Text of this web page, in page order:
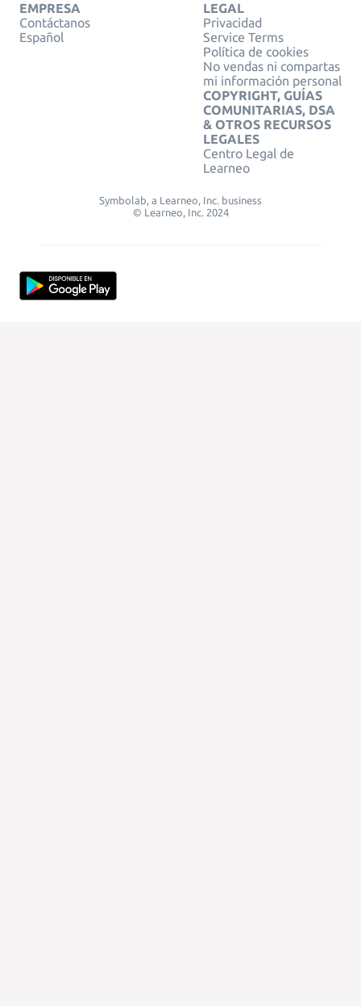
EMPRESA
Contáctanos
Español
LEGAL
Privacidad
Service Terms
Política de cookies
No vendas ni compartas
mi información personal
COPYRIGHT, GUÍAS
COMUNITARIAS, DSA
& OTROS RECURSOS
LEGALES
Centro Legal de
Learneo
Symbolab, a Learneo, Inc. business
© Learneo, Inc. 2024